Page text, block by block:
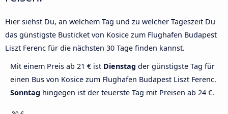
Hier siehst Du, an welchem Tag und zu welcher Tageszeit Du
das günstigste Busticket von Kosice zum Flughafen Budapest
Liszt Ferenc für die nächsten 30 Tage finden kannst.
Mit einem Preis ab 21 € ist Dienstag der günstigste Tag für
einen Bus von Kosice zum Flughafen Budapest Liszt Ferenc.
Sonntag hingegen ist der teuerste Tag mit Preisen ab 24 €.